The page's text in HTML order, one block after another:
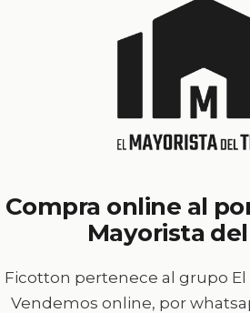
Compra online al
Mayorista
Ficotton pertenece al grupo El
Vendemos online, por